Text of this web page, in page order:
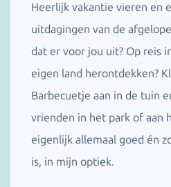
Heerlijk vakantie vieren en
uitdagingen van de
dat er voor jou uit? Op reis
eigen land herontdekken?
Barbecuetje aan in de tuin
vrienden in het park of aan
eigenlijk allemaal goed én
is, in mijn optiek.